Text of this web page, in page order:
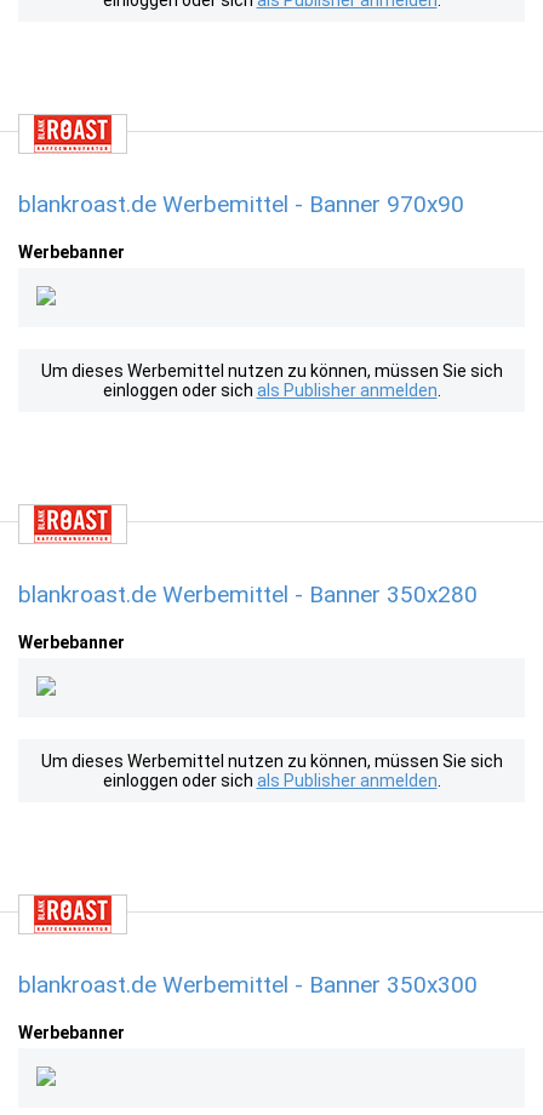
blankroast.de Werbemittel - Banner 970x90
Werbebanner
Um dieses Werbemittel nutzen zu können, müssen Sie sich
einloggen oder sich als Publisher anmelden
blankroast.de Werbemittel - Banner 350x280
Werbebanner
Um dieses Werbemittel nutzen zu können, müssen Sie sich
einloggen oder sich als Publisher anmelden
blankroast.de Werbemittel - Banner 350x300
Werbebanner